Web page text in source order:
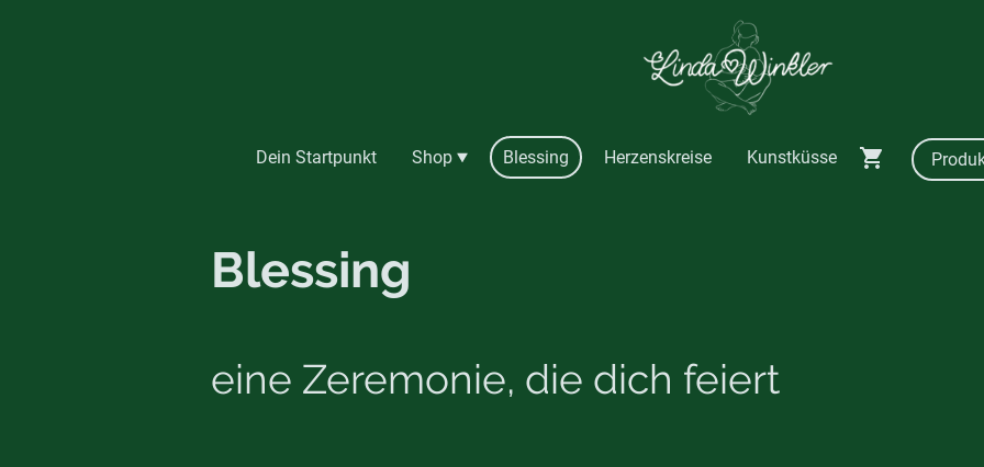
Dein Startpunkt Shop Blessing Herzenskreise Kunstküsse
Blessing
eine Zeremonie, die dich feiert